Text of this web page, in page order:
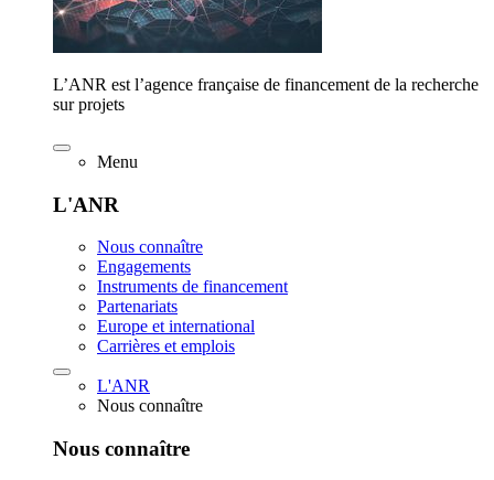
L’ANR est l’agence française de financement de la recherche
sur projets
Menu
L'ANR
Nous connaître
Engagements
Instruments de financement
Partenariats
Europe et international
Carrières et emplois
L'ANR
Nous connaître
Nous connaître